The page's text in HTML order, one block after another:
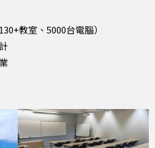
教室、5000台電腦）